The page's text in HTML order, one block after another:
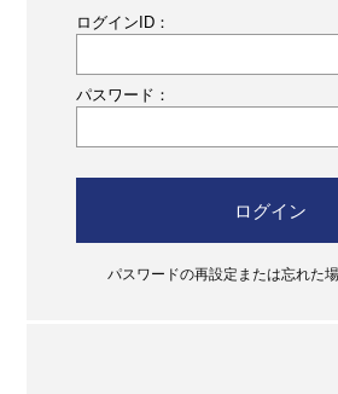
ログインID：
パスワード：
ログイン
パスワードの再設定または忘れた